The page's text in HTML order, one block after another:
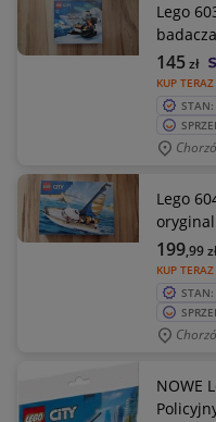
Lego
KUP TERAZ
145zł
Lego
KUP TERAZ
199,99
NOWE